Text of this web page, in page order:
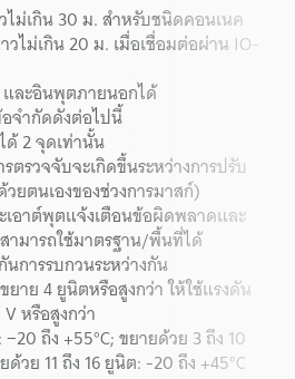
ไม่เกิน 30 ม. สำหรับชนิดคอนเนค
วไม่เกิน 20 ม. เมื่อเชื่อมต่อผ่าน IO-
และอินพุตภายนอกได้
จำกัดดังต่อไปนี้
ด้ 2 จุดเท่านั้น
ตรวจจับจะเกิดขึ้นระหว่างการปรับ
ยตนเองของช่วงการมาสก์)
เอาต์พุตแจ้งเตือนข้อผิดพลาดและ
ามารถใช้มาตรฐาน/พื้นที่ได้
นการรบกวนระหว่างกัน
าย 4 ยูนิตหรือสูงกว่า ให้ใช้แรงดัน
หรือสูงกว่า
ถึง +55°C; ขยายด้วย 3 ถึง 10
วย 11 ถึง 16 ยูนิต: -20 ถึง +45°C